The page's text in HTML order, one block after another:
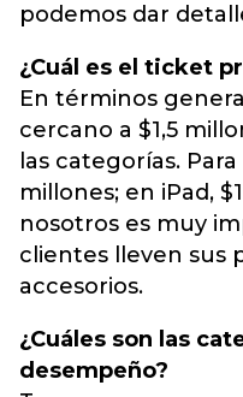
podemos dar
¿Cuál es el ticket
En términos
cercano a $1,5
las categorías.
millones; en iPad,
nosotros es muy
clientes lleven sus
accesorios.
¿Cuáles son las
desempeño?